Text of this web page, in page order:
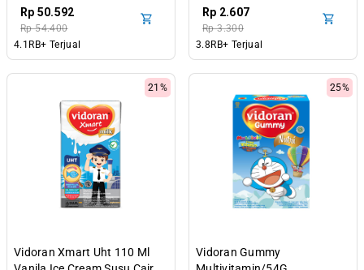
Pertumbuhan Anak 3-5
Tahun
Rp 50.592
Rp 54.400
4.1RB+ Terjual
Rp 2.607
Rp 3.300
3.8RB+ Terjual
21%
Vidoran Xmart Uht 110 Ml
25%
Vidoran Gummy